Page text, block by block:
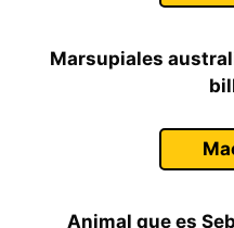
Marsupiales
Animal que es